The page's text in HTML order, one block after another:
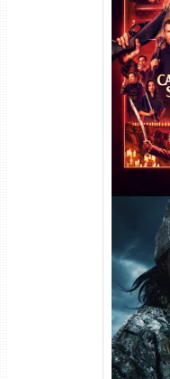
Viúva
720p/
Balística
DL